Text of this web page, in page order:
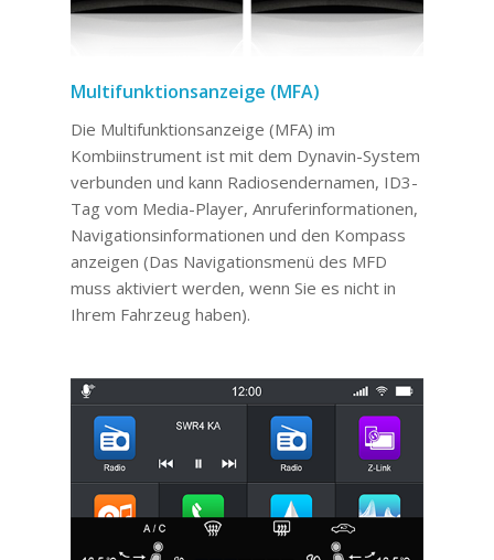
Multifunktionsanzeige (MFA)
Die Multifunktionsanzeige (MFA) im
Kombiinstrument ist mit dem Dynavin-System
verbunden und kann Radiosendernamen, ID3-
Tag vom Media-Player, Anruferinformationen,
Navigationsinformationen und den Kompass
anzeigen (Das Navigationsmenü des MFD
muss aktiviert werden, wenn Sie es nicht in
Ihrem Fahrzeug haben).